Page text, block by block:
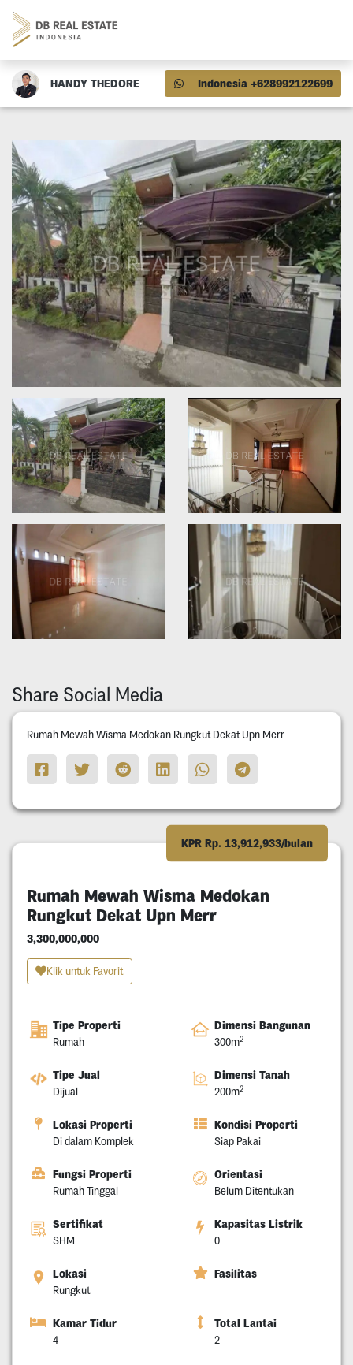
HANDY THEDORE Indonesia +628992122699
Share Social Media
Rumah Mewah Wisma Medokan Rungkut Dekat Upn Merr
KPR Rp. 13,912,933/bulan
Rumah Mewah Wisma Medokan
Rungkut Dekat Upn Merr
3,300,000,000
Klik untuk Favorit
Tipe Properti
Rumah
Dimensi Bangunan
300m2
Tipe Jual
Dijual
Dimensi Tanah
200m2
Lokasi Properti
Di dalam Komplek
Kondisi Properti
Siap Pakai
Fungsi Properti
Rumah Tinggal
Orientasi
Belum Ditentukan
Sertifikat
SHM
Kapasitas Listrik
0
Lokasi
Rungkut
Fasilitas
Kamar Tidur
4
Total Lantai
2